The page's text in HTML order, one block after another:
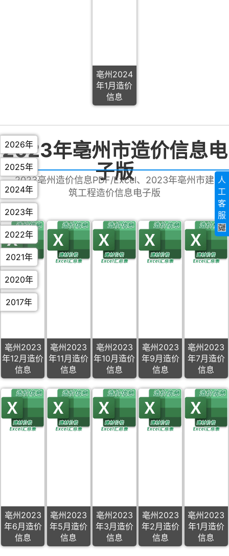
亳州2024
年1月造价
信息
2023年亳州市造价信息电
子版
2023亳州造价信息PDF/Excel、2023年亳州市建
筑工程造价信息电子版
亳州2023
年12月造价
信息
亳州2023
年11月造价
信息
亳州2023
年10月造价
信息
亳州2023
年9月造价
信息
亳州2023
年7月造价
信息
亳州2023
年6月造价
信息
亳州2023
年5月造价
信息
亳州2023
年3月造价
信息
亳州2023
年2月造价
信息
亳州2023
年1月造价
信息
2026年
2025年
2024年
2023年
2022年
2021年
2020年
2017年
人
工
客
服